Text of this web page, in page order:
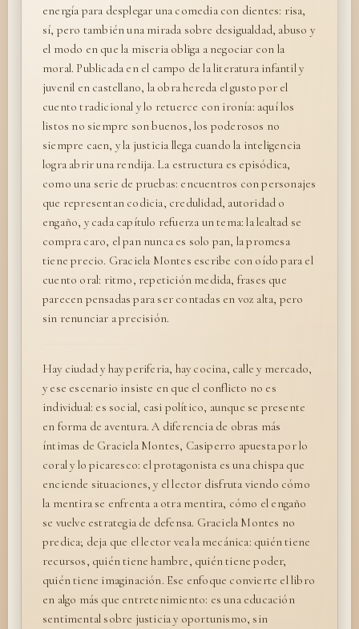
energía para desplegar una comedia con dientes: risa,
sí, pero también una mirada sobre desigualdad, abuso y
el modo en que la miseria obliga a negociar con la
moral. Publicada en el campo de la literatura infantil y
juvenil en castellano, la obra hereda el gusto por el
cuento tradicional y lo retuerce con ironía: aquí los
listos no siempre son buenos, los poderosos no
siempre caen, y la justicia llega cuando la inteligencia
logra abrir una rendija. La estructura es episódica,
como una serie de pruebas: encuentros con personajes
que representan codicia, credulidad, autoridad o
engaño, y cada capítulo refuerza un tema: la lealtad se
compra caro, el pan nunca es solo pan, la promesa
tiene precio. Graciela Montes escribe con oído para el
cuento oral: ritmo, repetición medida, frases que
parecen pensadas para ser contadas en voz alta, pero
sin renunciar a precisión.
Hay ciudad y hay periferia, hay cocina, calle y mercado,
y ese escenario insiste en que el conflicto no es
individual: es social, casi político, aunque se presente
en forma de aventura. A diferencia de obras más
íntimas de Graciela Montes, Casiperro apuesta por lo
coral y lo picaresco: el protagonista es una chispa que
enciende situaciones, y el lector disfruta viendo cómo
la mentira se enfrenta a otra mentira, cómo el engaño
se vuelve estrategia de defensa. Graciela Montes no
predica; deja que el lector vea la mecánica: quién tiene
recursos, quién tiene hambre, quién tiene poder,
quién tiene imaginación. Ese enfoque convierte el libro
en algo más que entretenimiento: es una educación
sentimental sobre justicia y oportunismo, sin